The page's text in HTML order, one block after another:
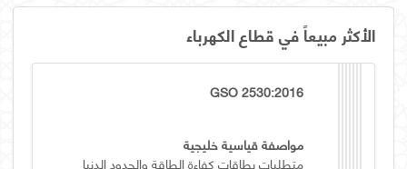
الأكثر مبيعاً في قطاع الكهرباء
GSO 2530:2016
مواصفة قياسية خليجية
متطلبات بطاقات كفاءة الطاقة والحدود الدنيا